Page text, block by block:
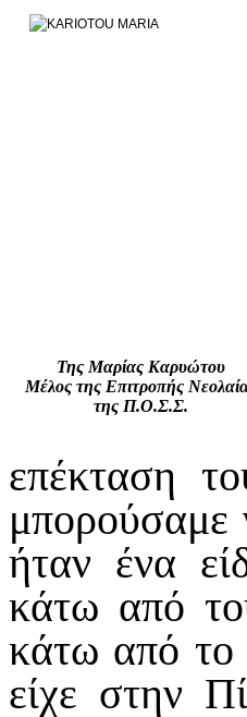
Της Μαρίας Καρυώτου
Μέλος της Επιτροπής
της Π.Ο.Σ.Σ.
επέκταση
μπορούσαμε
ήταν ένα
κάτω από
κάτω από το
είχε στην